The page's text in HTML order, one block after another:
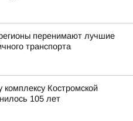
перенимают лучшие
транспорта
комплексу Костромской
105 лет